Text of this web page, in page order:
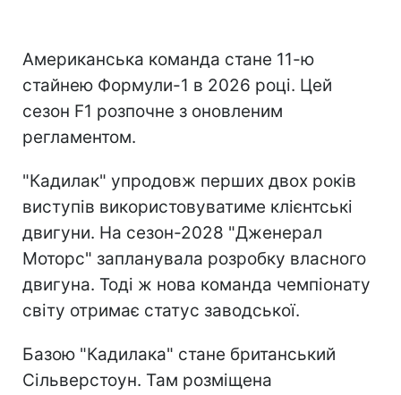
Американська команда стане 11-ю
стайнею Формули-1 в 2026 році. Цей
сезон F1 розпочне з оновленим
регламентом.
"Кадилак" упродовж перших двох років
виступів використовуватиме клієнтські
двигуни. На сезон-2028 "Дженерал
Моторс" запланувала розробку власного
двигуна. Тоді ж нова команда чемпіонату
світу отримає статус заводської.
Базою "Кадилака" стане британський
Сільверстоун. Там розміщена